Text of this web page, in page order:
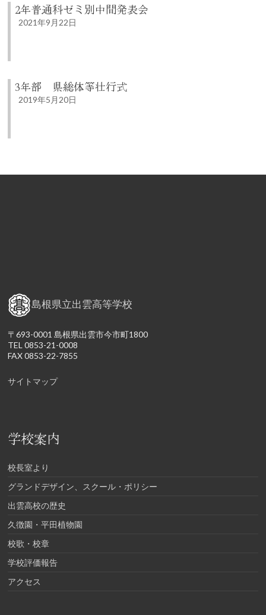
2年普通科ゼミ別中間発表会
2021年9月22日
3年部 県総体等壮行式
2019年5月20日
島根県立出雲高等学校
〒693-0001 島根県出雲市今市町1800
TEL 0853-21-0008
FAX 0853-22-7855
サイトマップ
学校案内
校長室より
グランドデザイン、スクール・ポリシー
出雲高校の歴史
久徴園・平田植物園
校歌・校章
学校評価報告
アクセス